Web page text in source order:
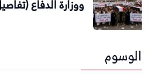
ووزارة الدفاع
الوسوم